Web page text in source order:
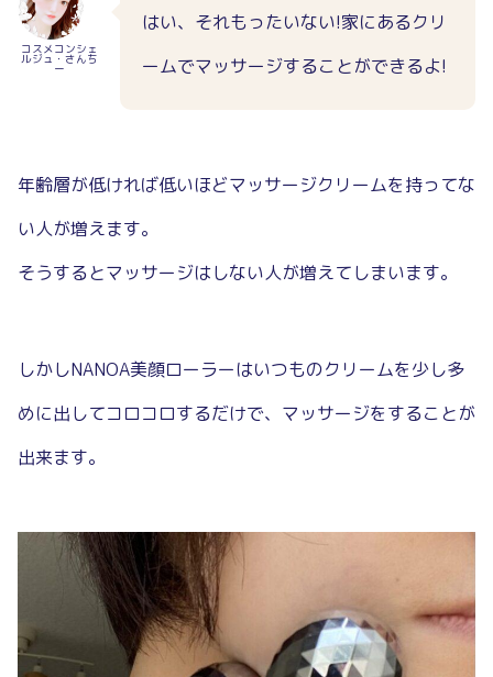
コスメコンシェ
ルジュ・さんち
ー
はい、それもったいない!家にあるクリ
ームでマッサージすることができるよ!
年齢層が低ければ低いほどマッサージクリームを持ってな
い人が増えます。
そうするとマッサージはしない人が増えてしまいます。
しかしNANOA美顔ローラーはいつものクリームを少し多
めに出してコロコロするだけで、マッサージをすることが
出来ます。